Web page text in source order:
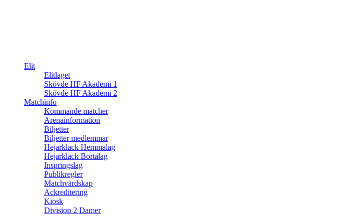
Elit
Elitlaget
Skövde HF Akademi 1
Skövde HF Akademi 2
Matchinfo
Kommande matcher
Arenainformation
Biljetter
Biljetter medlemmar
Hejarklack Hemmalag
Hejarklack Bortalag
Inspringslag
Publikregler
Matchvärdskap
Ackreditering
Kiosk
Division 2 Damer